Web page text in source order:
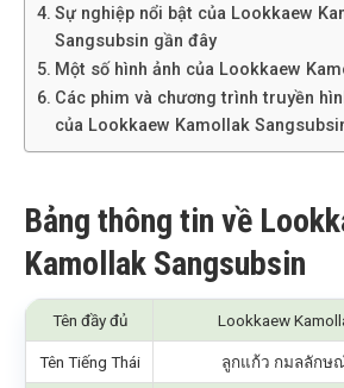
Sự nghiệp nổi bật của Lookkaew
Sangsubsin gần đây
Một số hình ảnh của Lookkaew
Các phim và chương trình truyền
của Lookkaew Kamollak
Bảng thông tin về
Kamollak Sangsubsin
Tên đầy đủ Lookkaew
Tên Tiếng Thái ลูกแก้ว กมลลักษ